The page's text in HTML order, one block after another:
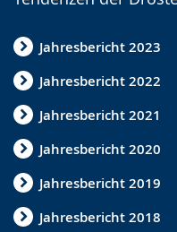
Jahresbericht 2023
Jahresbericht 2022
Jahresbericht 2021
Jahresbericht 2020
Jahresbericht 2019
Jahresbericht 2018
c
h
e
w
e
c
h
s
e
U
n
t
e
r
s
ü
t
c
h
e
r
G
e
b
ä
r